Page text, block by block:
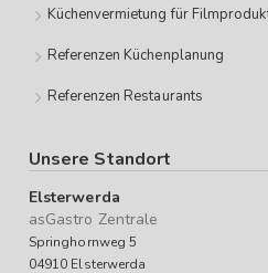
Küchenvermietung für
Referenzen Küchenplanung
Referenzen Restaurants
Unsere Standort
Elsterwerda
asGastro Zentrale
Springhornweg 5
04910 Elsterwerda